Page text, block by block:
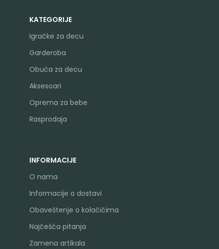
KATEGORIJE
Igračke za decu
Garderoba
Obuća za decu
Aksesoari
Oprema za bebe
Rasprodaja
INFORMACIJE
O nama
Informacije o dostavi
Obaveštenje o kolačićima
Najčešća pitanja
Zamena artikala